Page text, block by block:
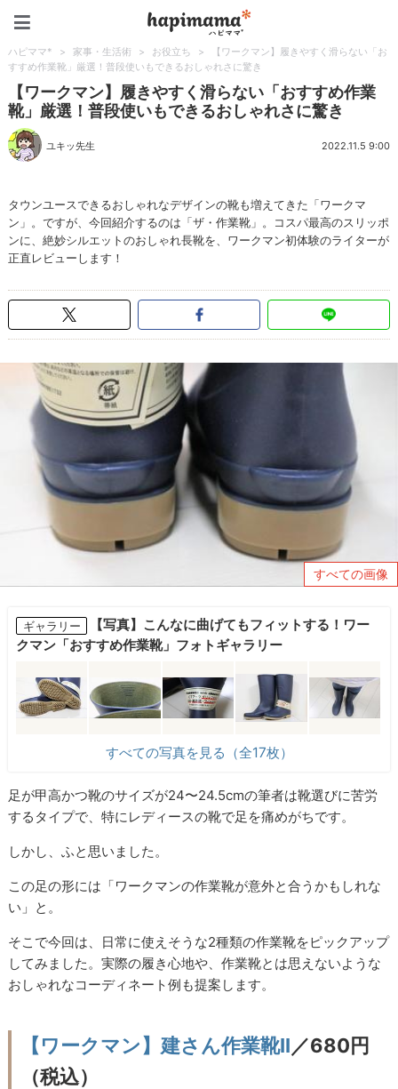
ハピママ* > 家事・生活術 > お役立ち >
【ワークマン】履きやすく滑らない「お
すすめ作業靴」厳選！普段使いもできるおしゃれさに驚き
【ワークマン】履きやすく滑らない「おすすめ作業
靴」厳選！普段使いもできるおしゃれさに驚き
ユキッ先生 2022.11.5 9:00
タウンユースできるおしゃれなデザインの靴も増えてきた「ワークマ
ン」。ですが、今回紹介するのは「ザ・作業靴」。コスパ最高のスリッポ
ンに、絶妙シルエットのおしゃれ長靴を、ワークマン初体験のライターが
正直レビューします！
すべての画像
ギャラリー
【写真】こんなに曲げてもフィットする！ワー
クマン「おすすめ作業靴」フォトギャラリー
すべての写真を見る（全17枚）
足が甲高かつ靴のサイズが24〜24.5cmの筆者は靴選びに苦労
するタイプで、特にレディースの靴で足を痛めがちです。
しかし、ふと思いました。
この足の形には「ワークマンの作業靴が意外と合うかもしれな
い」と。
そこで今回は、日常に使えそうな2種類の作業靴をピックアップ
してみました。実際の履き心地や、作業靴とは思えないような
おしゃれなコーディネート例も提案します。
【ワークマン】建さん作業靴II／680円
（税込）